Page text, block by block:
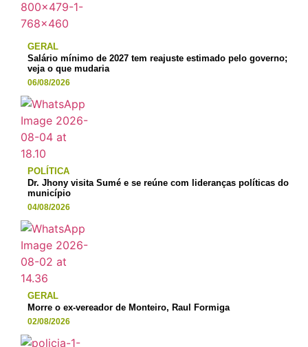
GERAL
Salário mínimo de 2027 tem reajuste estimado pelo governo;
veja o que mudaria
06/08/2026
POLÍTICA
Dr. Jhony visita Sumé e se reúne com lideranças políticas do
município
04/08/2026
GERAL
Morre o ex-vereador de Monteiro, Raul Formiga
02/08/2026